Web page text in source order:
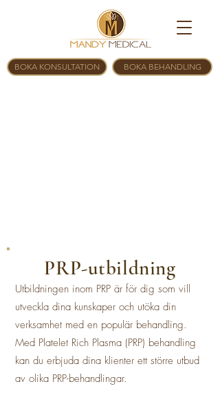
BOKA KONSULTATION BOKA BEHANDLING
PRP-utbildning
Utbildningen inom PRP är för dig som vill
utveckla dina kunskaper och utöka din
verksamhet med en populär behandling.
Med Platelet Rich Plasma (PRP) behandling
kan du erbjuda dina klienter ett större utbud
av olika PRP-behandlingar.